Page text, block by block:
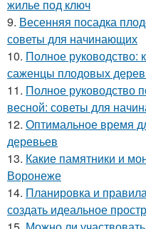
жилье под ключ
9. Весенняя посадка
советы для начинающих
10. Полное руководство:
саженцы плодовых
11. Полное руководство
весной: советы для
12. Оптимальное время
деревьев
13. Какие памятники и
Воронеже
14. Планировка и
создать идеальное